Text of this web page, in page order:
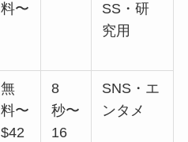
料〜
SS・研
究用
無
料〜
$42
8
秒〜
16
SNS・エ
ンタメ